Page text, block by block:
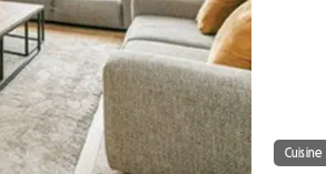
Cuisine